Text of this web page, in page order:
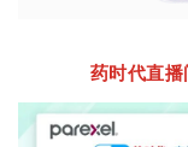
药时代直